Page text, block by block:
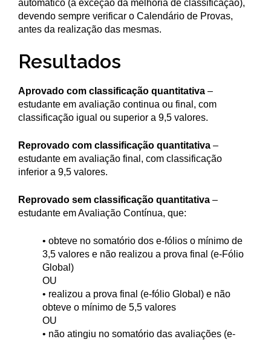
automático (à exceção da melhoria de classificação),
devendo sempre verificar o Calendário de Provas,
antes da realização das mesmas.
Resultados
Aprovado com classificação quantitativa –
estudante em avaliação continua ou final, com
classificação igual ou superior a 9,5 valores.
Reprovado com classificação quantitativa –
estudante em avaliação final, com classificação
inferior a 9,5 valores.
Reprovado sem classificação quantitativa –
estudante em Avaliação Contínua, que:
• obteve no somatório dos e-fólios o mínimo de
3,5 valores e não realizou a prova final (e-Fólio
Global)
OU
• realizou a prova final (e-fólio Global) e não
obteve o mínimo de 5,5 valores
OU
• não atingiu no somatório das avaliações (e-